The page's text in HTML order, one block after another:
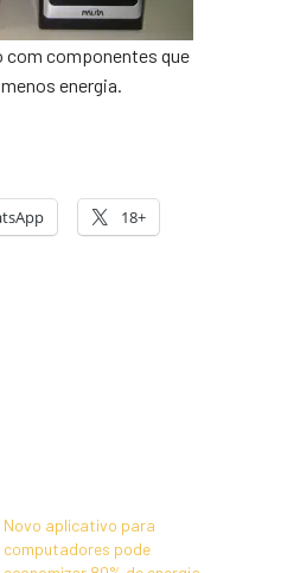
com componentes que
energia.
18+
Novo aplicativo para
computadores pode